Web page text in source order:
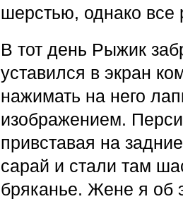
шерстью, однако все
В тот день Рыжик
уставился в экран
нажимать на него
изображением.
привставая на
сарай и стали там
бряканье. Жене я об